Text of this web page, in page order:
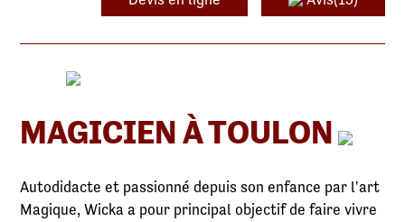
MAGICIEN À TOULON
Autodidacte et passionné depuis son enfance par l'art
Magique, Wicka a pour principal objectif de faire vivre